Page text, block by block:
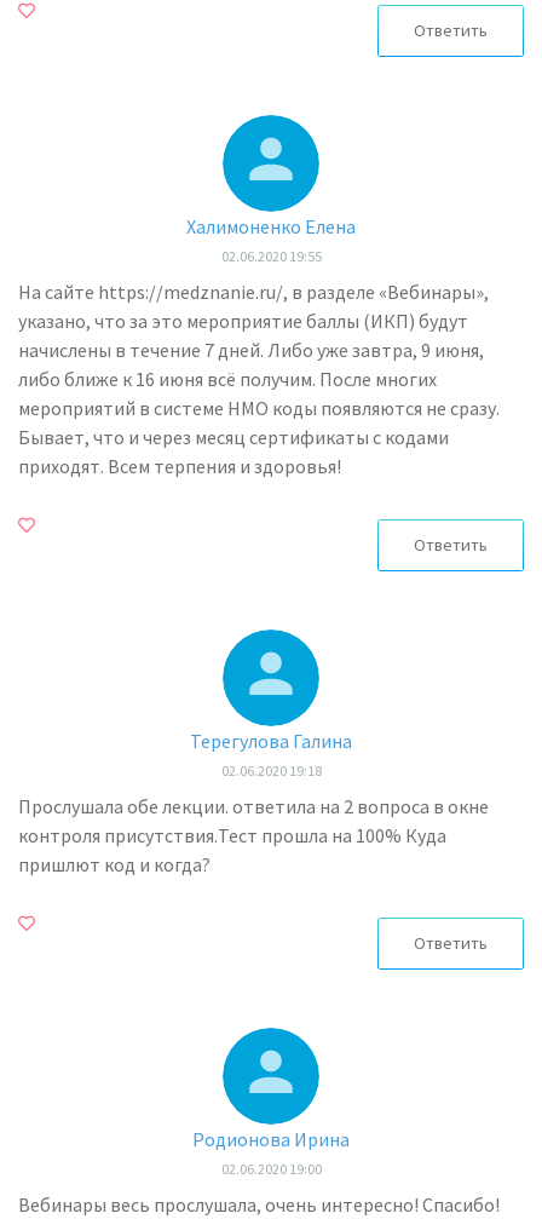
Ответить
Халимоненко Елена
02.06.2020 19:55
На сайте https://medznanie.ru/, в разделе «Вебинары»,
указано, что за это мероприятие баллы (ИКП) будут
начислены в течение 7 дней. Либо уже завтра, 9 июня,
либо ближе к 16 июня всё получим. После многих
мероприятий в системе НМО коды появляются не сразу.
Бывает, что и через месяц сертификаты с кодами
приходят. Всем терпения и здоровья!
Ответить
Терегулова Галина
02.06.2020 19:18
Прослушала обе лекции. ответила на 2 вопроса в окне
контроля присутствия.Тест прошла на 100% Куда
пришлют код и когда?
Ответить
Родионова Ирина
02.06.2020 19:00
Вебинары весь прослушала, очень интересно! Спасибо!